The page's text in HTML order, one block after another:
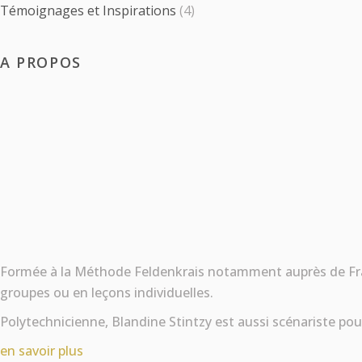
Témoignages et Inspirations (4)
A PROPOS
Formée à la Méthode Feldenkrais notamment auprès de
groupes ou en leçons individuelles.
Polytechnicienne, Blandine Stintzy est aussi scénariste
en savoir plus